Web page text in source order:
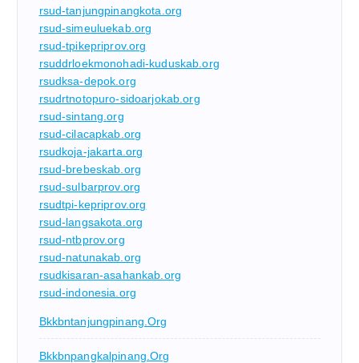
rsud-tanjungpinangkota.org
rsud-simeuluekab.org
rsud-tpikepriprov.org
rsuddrloekmonohadi-kuduskab.org
rsudksa-depok.org
rsudrtnotopuro-sidoarjokab.org
rsud-sintang.org
rsud-cilacapkab.org
rsudkoja-jakarta.org
rsud-brebeskab.org
rsud-sulbarprov.org
rsudtpi-kepriprov.org
rsud-langsakota.org
rsud-ntbprov.org
rsud-natunakab.org
rsudkisaran-asahankab.org
rsud-indonesia.org
Bkkbntanjungpinang.org
Bkkbnpangkalpinang.org